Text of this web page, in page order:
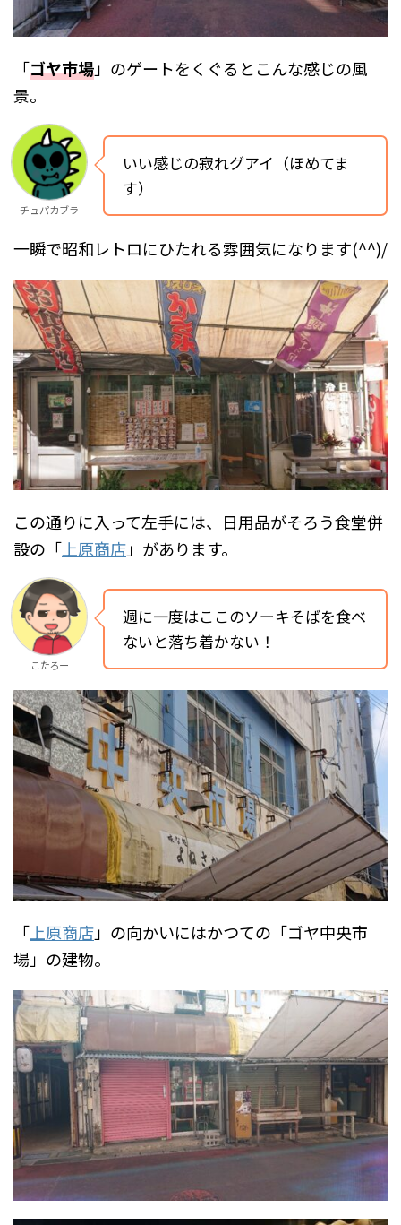
「ゴヤ市場」のゲートをくぐるとこんな感じの風
景。
チュパカブラ
いい感じの寂れグアイ（ほめてま
す）
一瞬で昭和レトロにひたれる雰囲気になります(^^)/
この通りに入って左手には、日用品がそろう食堂併
設の「上原商店」があります。
こたろー
週に一度はここのソーキそばを食べ
ないと落ち着かない！
「上原商店」の向かいにはかつての「ゴヤ中央市
場」の建物。